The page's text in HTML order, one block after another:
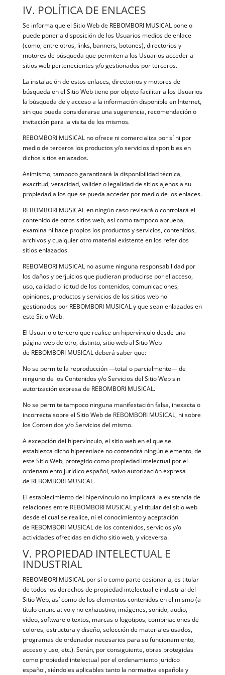
IV. POLÍTICA DE ENLACES
Se informa que el Sitio Web de REBOMBORI MUSICAL pone o
puede poner a disposición de los Usuarios medios de enlace
(como, entre otros, links, banners, botones), directorios y
motores de búsqueda que permiten a los Usuarios acceder a
sitios web pertenecientes y/o gestionados por terceros.
La instalación de estos enlaces, directorios y motores de
búsqueda en el Sitio Web tiene por objeto facilitar a los Usuarios
la búsqueda de y acceso a la información disponible en Internet,
sin que pueda considerarse una sugerencia, recomendación o
invitación para la visita de los mismos.
REBOMBORI MUSICAL no ofrece ni comercializa por sí ni por
medio de terceros los productos y/o servicios disponibles en
dichos sitios enlazados.
Asimismo, tampoco garantizará la disponibilidad técnica,
exactitud, veracidad, validez o legalidad de sitios ajenos a su
propiedad a los que se pueda acceder por medio de los enlaces.
REBOMBORI MUSICAL en ningún caso revisará o controlará el
contenido de otros sitios web, así como tampoco aprueba,
examina ni hace propios los productos y servicios, contenidos,
archivos y cualquier otro material existente en los referidos
sitios enlazados.
REBOMBORI MUSICAL no asume ninguna responsabilidad por
los daños y perjuicios que pudieran producirse por el acceso,
uso, calidad o licitud de los contenidos, comunicaciones,
opiniones, productos y servicios de los sitios web no
gestionados por REBOMBORI MUSICAL y que sean enlazados en
este Sitio Web.
El Usuario o tercero que realice un hipervínculo desde una
página web de otro, distinto, sitio web al Sitio Web
de REBOMBORI MUSICAL deberá saber que:
No se permite la reproducción —total o parcialmente— de
ninguno de los Contenidos y/o Servicios del Sitio Web sin
autorización expresa de REBOMBORI MUSICAL.
No se permite tampoco ninguna manifestación falsa, inexacta o
incorrecta sobre el Sitio Web de REBOMBORI MUSICAL, ni sobre
los Contenidos y/o Servicios del mismo.
A excepción del hipervínculo, el sitio web en el que se
establezca dicho hiperenlace no contendrá ningún elemento, de
este Sitio Web, protegido como propiedad intelectual por el
ordenamiento jurídico español, salvo autorización expresa
de REBOMBORI MUSICAL.
El establecimiento del hipervínculo no implicará la existencia de
relaciones entre REBOMBORI MUSICAL y el titular del sitio web
desde el cual se realice, ni el conocimiento y aceptación
de REBOMBORI MUSICAL de los contenidos, servicios y/o
actividades ofrecidas en dicho sitio web, y viceversa.
V. PROPIEDAD INTELECTUAL E
INDUSTRIAL
REBOMBORI MUSICAL por sí o como parte cesionaria, es titular
de todos los derechos de propiedad intelectual e industrial del
Sitio Web, así como de los elementos contenidos en el mismo (a
título enunciativo y no exhaustivo, imágenes, sonido, audio,
vídeo, software o textos, marcas o logotipos, combinaciones de
colores, estructura y diseño, selección de materiales usados,
programas de ordenador necesarios para su funcionamiento,
acceso y uso, etc.). Serán, por consiguiente, obras protegidas
como propiedad intelectual por el ordenamiento jurídico
español, siéndoles aplicables tanto la normativa española y